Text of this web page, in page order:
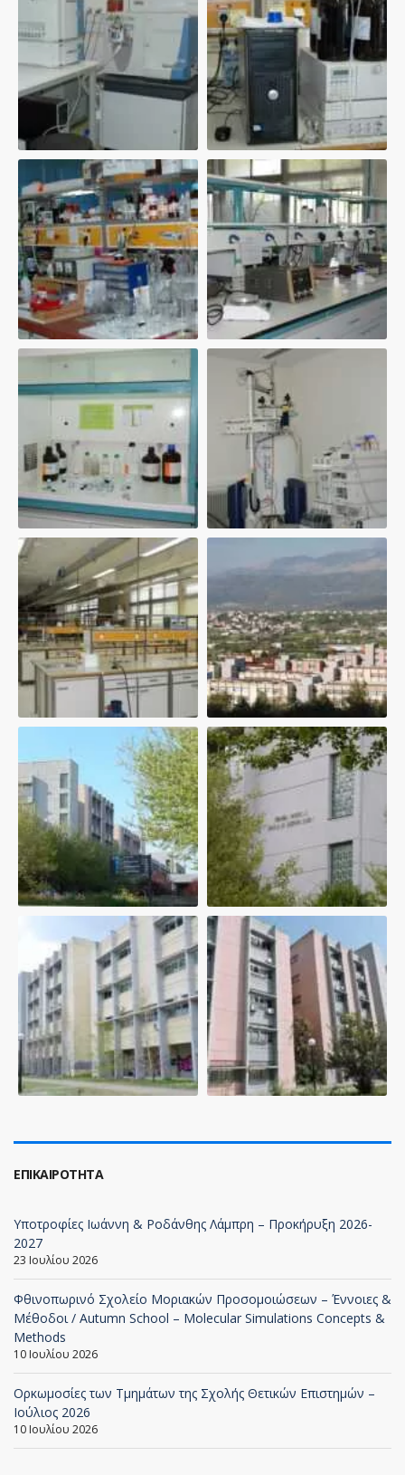
ΕΠΙΚΑΙΡΌΤΗΤΑ
Υποτροφίες Ιωάννη & Ροδάνθης Λάμπρη – Προκήρυξη 2026-
2027
23 Ιουλίου 2026
Φθινοπωρινό Σχολείο Μοριακών Προσομοιώσεων – Έννοιες &
Μέθοδοι / Autumn School – Molecular Simulations Concepts &
Methods
10 Ιουλίου 2026
Ορκωμοσίες των Τμημάτων της Σχολής Θετικών Επιστημών –
Ιούλιος 2026
10 Ιουλίου 2026